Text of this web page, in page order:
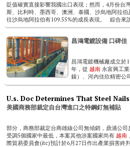
貶值確實直接影響我國出口表現；然而，4月份台
斯、比利時、墨西哥、澳洲、泰國、沙烏地阿拉伯
往沙烏地阿拉伯有109.55%的成長表現。 綜合來
昌鴻電鍍設備 口碑佳
昌鴻電鍍機械廠成立於
年，從 越南永富興工
鎳）、河內佳欣精密公
Autop...
美國商務部裁定自台灣進口之特鋼釘無補貼
部分，商務部裁定台商雄線公司無傾銷，鼎浦公
受調5個國家中最低，本案其他涉案國家尚有 越南
際貿易委員會(itc)預計於6月27日作出產業損害終